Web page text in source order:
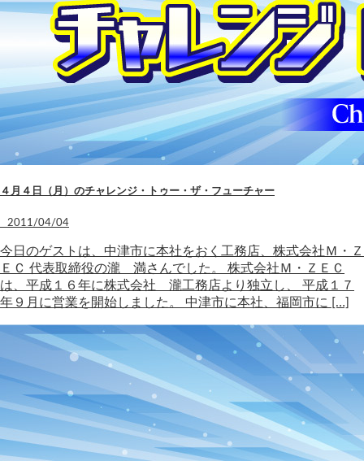
４月４日（月）のチャレンジ・トゥー・ザ・フューチャー
2011/04/04
今日のゲストは、中津市に本社をおく工務店、株式会社Ｍ・Ｚ
ＥＣ 代表取締役の瀧 満さんでした。 株式会社Ｍ・ＺＥＣ
は、平成１６年に株式会社 瀧工務店より独立し、 平成１７
年９月に営業を開始しました。 中津市に本社、福岡市に […]